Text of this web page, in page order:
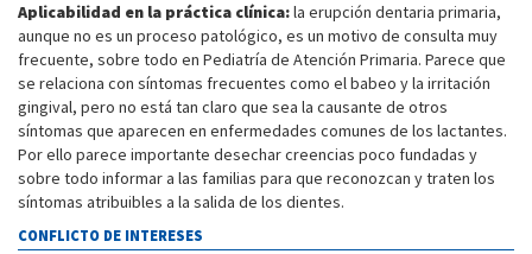
Aplicabilidad en la práctica clínica:la erupción dentaria primaria,
aunque no es un proceso patológico, es un motivo de consulta muy
frecuente, sobre todo en Pediatría de Atención Primaria. Parece que
se relaciona con síntomas frecuentes como el babeo y la irritación
gingival, pero no está tan claro que sea la causante de otros
síntomas que aparecen en enfermedades comunes de los lactantes.
Por ello parece importante desechar creencias poco fundadas y
sobre todo informar a las familias para que reconozcan y traten los
síntomas atribuibles a la salida de los dientes.
CONFLICTO DE INTERESES